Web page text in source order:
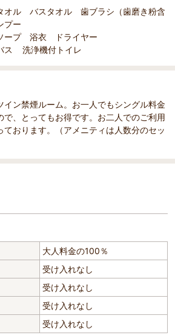
オル バスタオル 歯ブラシ（歯磨き粉含
プー
浴衣 ドライヤー
洗浄機付トイレ
イン禁煙ルーム。お一人でもシングル料金
で、とってもお得です。お二人でのご利用
ております。（アメニティは人数分のセッ
大人料金の100％
受け入れなし
受け入れなし
受け入れなし
受け入れなし